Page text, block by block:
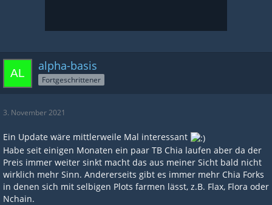
alpha-basis
Fortgeschrittener
3. November 2021
Ein Update wäre mittlerweile Mal interessant
Habe seit einigen Monaten ein paar TB Chia laufen aber da der
Preis immer weiter sinkt macht das aus meiner Sicht bald nicht
wirklich mehr Sinn. Andererseits gibt es immer mehr Chia Forks
in denen sich mit selbigen Plots farmen lässt, z.B. Flax, Flora oder
Nchain.